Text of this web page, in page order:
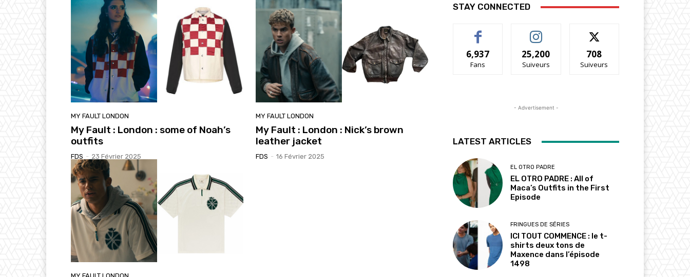
MY FAULT LONDON
My Fault : London : some of Noah’s
outfits
FDS - 23 Février 2025
MY FAULT LONDON
My Fault : London : Nick’s brown
leather jacket
FDS - 16 Février 2025
STAY CONNECTED
6,937
Fans
25,200
Suiveurs
708
Suiveurs
- Advertisement -
LATEST ARTICLES
EL OTRO PADRE
EL OTRO PADRE : All of
Maca’s Outfits in the First
Episode
FRINGUES DE SÉRIES
ICI TOUT COMMENCE : le t-
shirts deux tons de
Maxence dans l’épisode
1498